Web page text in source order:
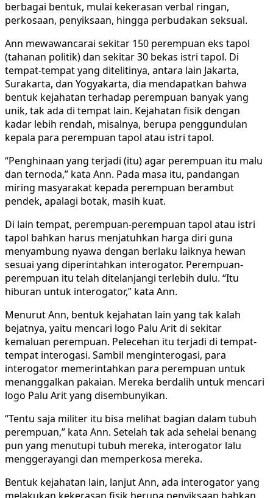
berbagai bentuk, mulai kekerasan verbal ringan,
perkosaan, penyiksaan, hingga perbudakan seksual.
Ann mewawancarai sekitar 150 perempuan eks tapol
(tahanan politik) dan sekitar 30 bekas istri tapol. Di
tempat-tempat yang ditelitinya, antara lain Jakarta,
Surakarta, dan Yogyakarta, dia mendapatkan bahwa
bentuk kejahatan terhadap perempuan banyak yang
unik, tak ada di tempat lain. Kejahatan fisik dengan
kadar lebih rendah, misalnya, berupa penggundulan
kepala para perempuan tapol atau istri tapol.
“Penghinaan yang terjadi (itu) agar perempuan itu malu
dan ternoda,” kata Ann. Pada masa itu, pandangan
miring masyarakat kepada perempuan berambut
pendek, apalagi botak, masih kuat.
Di lain tempat, perempuan-perempuan tapol atau istri
tapol bahkan harus menjatuhkan harga diri guna
menyambung nyawa dengan berlaku laiknya hewan
sesuai yang diperintahkan interogator. Perempuan-
perempuan itu telah ditelanjangi terlebih dulu. “Itu
hiburan untuk interogator,” kata Ann.
Menurut Ann, bentuk kejahatan lain yang tak kalah
bejatnya, yaitu mencari logo Palu Arit di sekitar
kemaluan perempuan. Pelecehan itu terjadi di tempat-
tempat interogasi. Sambil menginterogasi, para
interogator memerintahkan para perempuan untuk
menanggalkan pakaian. Mereka berdalih untuk mencari
logo Palu Arit yang disembunyikan.
“Tentu saja militer itu bisa melihat bagian dalam tubuh
perempuan,” kata Ann. Setelah tak ada sehelai benang
pun yang menutupi tubuh mereka, interogator lalu
menggerayangi dan memperkosa mereka.
Bentuk kejahatan lain, lanjut Ann, ada interogator yang